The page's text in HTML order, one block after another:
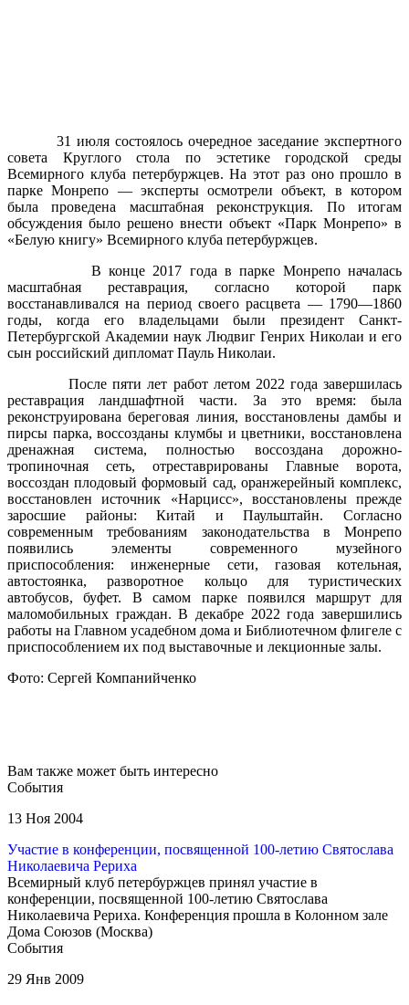
31 июля состоялось очередное заседание экспертного
совета Круглого стола по эстетике городской среды
Всемирного клуба петербуржцев. На этот раз оно прошло в
парке Монрепо — эксперты осмотрели объект, в котором
была проведена масштабная реконструкция. По итогам
обсуждения было решено внести объект «Парк Монрепо» в
«Белую книгу» Всемирного клуба петербуржцев.
В конце 2017 года в парке Монрепо началась
масштабная реставрация, согласно которой парк
восстанавливался на период своего расцвета — 1790—1860
годы, когда его владельцами были президент Санкт-
Петербургской Академии наук Людвиг Генрих Николаи и его
сын российский дипломат Пауль Николаи.
После пяти лет работ летом 2022 года завершилась
реставрация ландшафтной части. За это время: была
реконструирована береговая линия, восстановлены дамбы и
пирсы парка, воссозданы клумбы и цветники, восстановлена
дренажная система, полностью воссоздана дорожно-
тропиночная сеть, отреставрированы Главные ворота,
воссоздан плодовый формовый сад, оранжерейный комплекс,
восстановлен источник «Нарцисс», восстановлены прежде
заросшие районы: Китай и Паульштайн. Согласно
современным требованиям законодательства в Монрепо
появились элементы современного музейного
приспособления: инженерные сети, газовая котельная,
автостоянка, разворотное кольцо для туристических
автобусов, буфет. В самом парке появился маршрут для
маломобильных граждан. В декабре 2022 года завершились
работы на Главном усадебном дома и Библиотечном флигеле с
приспособлением их под выставочные и лекционные залы.
Фото: Сергей Компанийченко
Вам также может быть интересно
События
13 Ноя 2004
Участие в конференции, посвященной 100-летию Святослава
Николаевича Рериха
Всемирный клуб петербуржцев принял участие в
конференции, посвященной 100-летию Святослава
Николаевича Рериха. Конференция прошла в Колонном зале
Дома Союзов (Москва)
События
29 Янв 2009